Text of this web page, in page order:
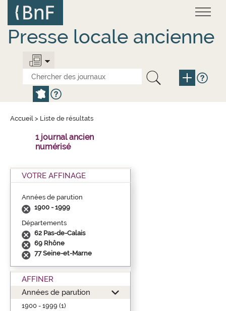
contenu
principal
Presse locale ancienne
Accueil > Liste de résultats
1 journal ancien
numérisé
VOTRE AFFINAGE
Années de parution
1900 - 1999
Départements
62 Pas-de-Calais
69 Rhône
77 Seine-et-Marne
AFFINER
Années de parution
1900 - 1999 (1)
Panneau de gestion des cookies